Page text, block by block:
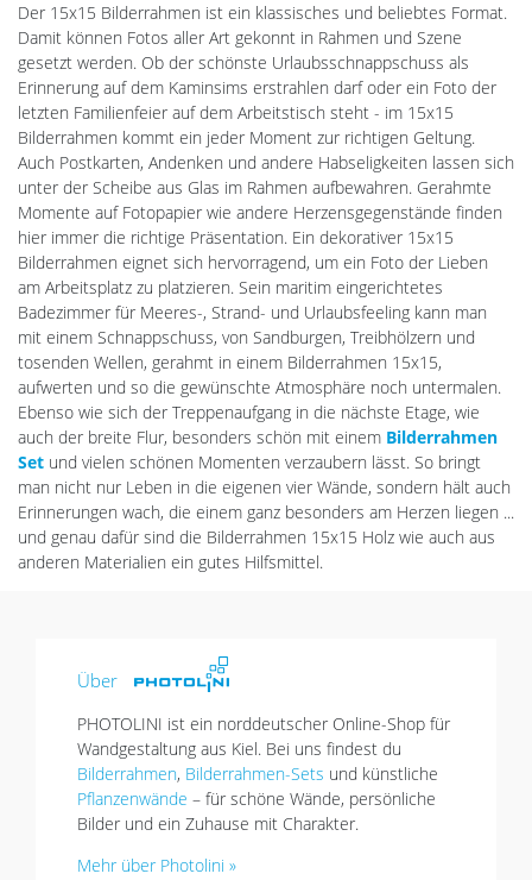
Der 15x15 Bilderrahmen ist ein klassisches und beliebtes Format.
Damit können Fotos aller Art gekonnt in Rahmen und Szene
gesetzt werden. Ob der schönste Urlaubsschnappschuss als
Erinnerung auf dem Kaminsims erstrahlen darf oder ein Foto der
letzten Familienfeier auf dem Arbeitstisch steht - im 15x15
Bilderrahmen kommt ein jeder Moment zur richtigen Geltung.
Auch Postkarten, Andenken und andere Habseligkeiten lassen sich
unter der Scheibe aus Glas im Rahmen aufbewahren. Gerahmte
Momente auf Fotopapier wie andere Herzensgegenstände finden
hier immer die richtige Präsentation. Ein dekorativer 15x15
Bilderrahmen eignet sich hervorragend, um ein Foto der Lieben
am Arbeitsplatz zu platzieren. Sein maritim eingerichtetes
Badezimmer für Meeres-, Strand- und Urlaubsfeeling kann man
mit einem Schnappschuss, von Sandburgen, Treibhölzern und
tosenden Wellen, gerahmt in einem Bilderrahmen 15x15,
aufwerten und so die gewünschte Atmosphäre noch untermalen.
Ebenso wie sich der Treppenaufgang in die nächste Etage, wie
auch der breite Flur, besonders schön mit einem Bilderrahmen
Set und vielen schönen Momenten verzaubern lässt. So bringt
man nicht nur Leben in die eigenen vier Wände, sondern hält auch
Erinnerungen wach, die einem ganz besonders am Herzen liegen ...
und genau dafür sind die Bilderrahmen 15x15 Holz wie auch aus
anderen Materialien ein gutes Hilfsmittel.
Über
PHOTOLINI ist ein norddeutscher Online-Shop für
Wandgestaltung aus Kiel. Bei uns findest du
Bilderrahmen, Bilderrahmen-Sets und künstliche
Pflanzenwände – für schöne Wände, persönliche
Bilder und ein Zuhause mit Charakter.
Mehr über Photolini »